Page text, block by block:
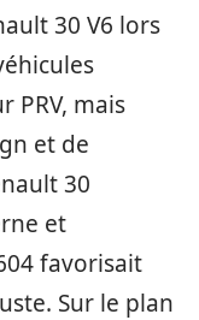
30 V6 lors
PRV, mais
et de
30
et
favorisait
Sur le plan